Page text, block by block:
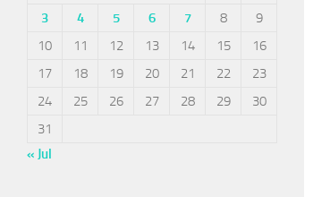
3
4 5 6 7 8
9
10
11 12 13 14 15
16
17
18 19 20 21 22
23
24
25 26 27 28 29
30
31
« Jul